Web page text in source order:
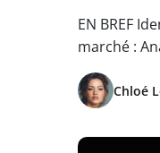
EN BREF
marché :
Chloé